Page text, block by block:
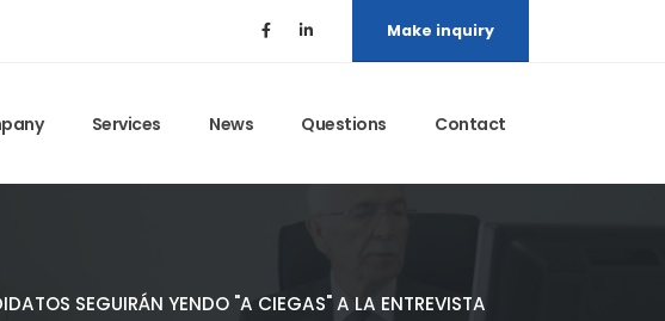
Make inquiry
Services News Questions Contact
SEGUIRÁN YENDO "A CIEGAS" A LA ENTREVISTA